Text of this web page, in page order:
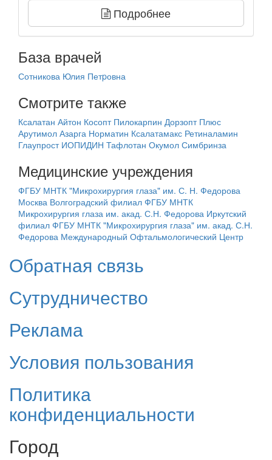
Подробнее
База врачей
Сотникова Юлия Петpовна
Смотрите также
Ксалатан Айтон Косопт Пилокарпин Дорзопт Плюс
Арутимол Азарга Норматин Ксалатамакс Ретиналамин
Глаупрост ИОПИДИН Тафлотан Окумол Симбринза
Медицинские учреждения
ФГБУ МНТК "Микрохирургия глаза" им. С. Н. Федорова
Москва Волгоградский филиал ФГБУ МНТК
Микрохирургия глаза им. акад. С.Н. Федорова Иркутский
филиал ФГБУ МНТК "Микрохирургия глаза" им. акад. С.Н.
Федорова Международный Офтальмологический Центр
Обратная связь
Сутрудничество
Реклама
Условия пользования
Политика
конфиденциальности
Город